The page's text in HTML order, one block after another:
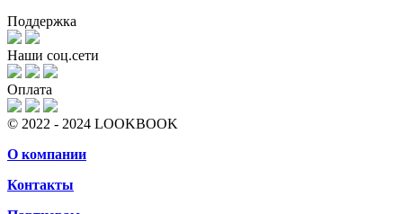
Поддержка
Наши соц.сети
Оплата
© 2022 - 2024 LOOKBOOK
О компании
Контакты